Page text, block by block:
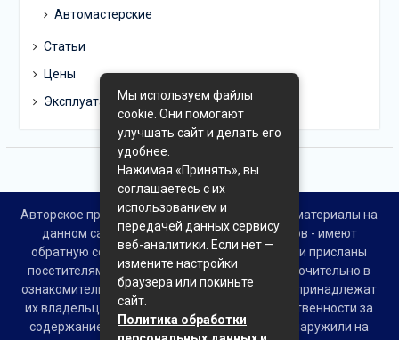
Автомастерские
Статьи
Цены
Эксплуатация
Авторское право © Все права защищены. Все материалы на
данном сайте взяты из открытых источников - имеют
обратную ссылку на материал в интернете или присланы
посетителями сайта и предоставляются исключительно в
ознакомительных целях. Права на материалы принадлежат
их владельцам. Администрация сайта ответственности за
содержание материала не несет. Если Вы обнаружили на
Мы используем файлы
cookie. Они помогают
улучшать сайт и делать его
удобнее.
Нажимая «Принять», вы
соглашаетесь с их
использованием и
передачей данных сервису
веб-аналитики. Если нет —
измените настройки
браузера или покиньте
сайт.
Политика обработки